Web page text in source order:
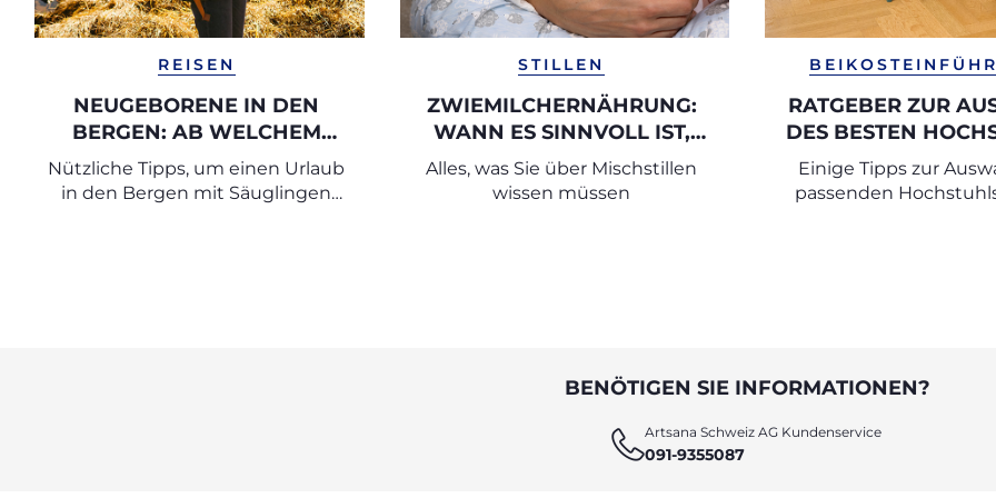
REISEN
NEUGEBORENE IN DEN
BERGEN: AB WELCHEM
ALTER UND BIS ZU
WELCHER HÖHE?
Nützliche Tipps, um einen Urlaub
in den Bergen mit Säuglingen
STILLEN
ZWIEMILCHERNÄHRUNG:
WANN ES SINNVOLL IST,
STILLEN UND FLASCHE ZU
KOMBINIEREN
Alles, was Sie über Mischstillen
wissen müssen
RATGEBER ZUR
DES BESTEN
FÜR
Einige Tipps zur
passenden
BENÖTIGEN SIE INFORMATIONEN?
Artsana Schweiz AG Kundenservice
091-9355087